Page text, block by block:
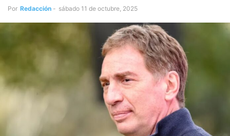
Por Redacción - sábado 11 de octubre, 2025